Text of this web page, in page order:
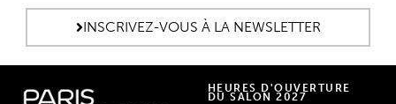
INSCRIVEZ-VOUS À LA NEWSLETTER
HEURES D'OUVERTURE
DU SALON 2027